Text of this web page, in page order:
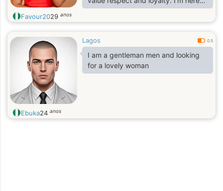
hoping to meet a genuine man for a
serious relationship that could lead
Favour2029 anos
Lagos 0.5
I am a gentleman men and looking
for a lovely woman
Ebuka24 anos